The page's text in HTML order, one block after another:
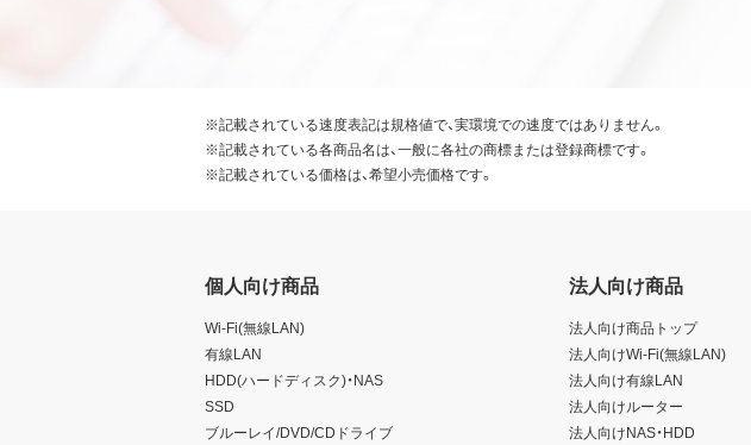
※記載されている速度表記は規格値で、実環境での速度ではありません。
※記載されている各商品名は、一般に各社の商標または登録商標です。
※記載されている価格は、希望小売価格です。
個人向け商品
Wi-Fi(無線LAN)
有線LAN
HDD(ハードディスク)・NAS
SSD
ブルーレイ/DVD/CDドライブ
法人向け商品
法人向け商品トップ
法人向けWi-Fi(無線LAN)
法人向け有線LAN
法人向けルーター
法人向けNAS・HDD